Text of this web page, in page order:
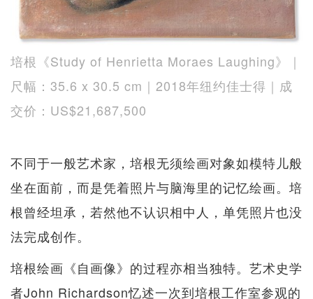
培根《Study of Henrietta Moraes Laughing》｜
尺幅：35.6 x 30.5 cm｜2018年纽约佳士得｜成
交价：US$21,687,500
不同于一般艺术家，培根无须绘画对象如模特儿般
坐在面前，而是凭着照片与脑海里的记忆绘画。培
根曾经坦承，若然他不认识相中人，单凭照片也没
法完成创作。
培根绘画《自画像》的过程亦相当独特。艺术史学
者John Richardson忆述一次到培根工作室参观的